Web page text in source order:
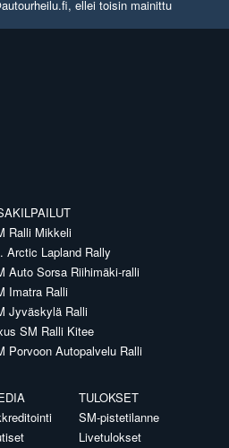
ellei toisin mainittu
Ralli Mikkeli
Arctic Lapland Rally
Auto Sorsa Riihimäki-ralli
Imatra Ralli
Jyväskylä Ralli
SM Ralli Kitee
Porvoon Autopalvelu Ralli
TULOKSET
SM-pistetilanne
Livetulokset